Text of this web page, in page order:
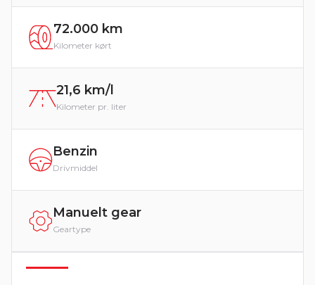
72.000 km
Kilometer kørt
21,6 km/l
Kilometer pr. liter
Benzin
Drivmiddel
Manuelt gear
Geartype